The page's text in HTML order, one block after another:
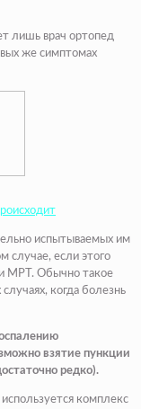
лишь врач ортопед
же симптомах
испытываемых им
случае, если этого
МРТ. Обычно такое
когда болезнь
взятие пункции
редко).
комплекс